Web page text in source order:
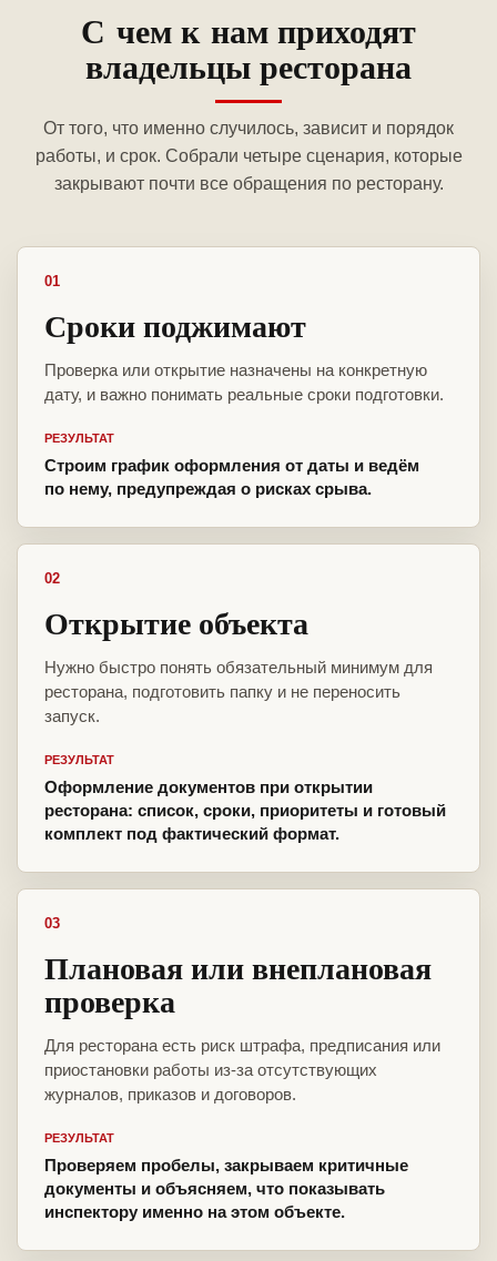
С чем к нам приходят
владельцы ресторана
От того, что именно случилось, зависит и порядок
работы, и срок. Собрали четыре сценария, которые
закрывают почти все обращения по ресторану.
01
Сроки поджимают
Проверка или открытие назначены на конкретную
дату, и важно понимать реальные сроки подготовки.
РЕЗУЛЬТАТ
Строим график оформления от даты и ведём
по нему, предупреждая о рисках срыва.
02
Открытие объекта
Нужно быстро понять обязательный минимум для
ресторана, подготовить папку и не переносить
запуск.
РЕЗУЛЬТАТ
Оформление документов при открытии
ресторана: список, сроки, приоритеты и готовый
комплект под фактический формат.
03
Плановая или внеплановая
проверка
Для ресторана есть риск штрафа, предписания или
приостановки работы из-за отсутствующих
журналов, приказов и договоров.
РЕЗУЛЬТАТ
Проверяем пробелы, закрываем критичные
документы и объясняем, что показывать
инспектору именно на этом объекте.